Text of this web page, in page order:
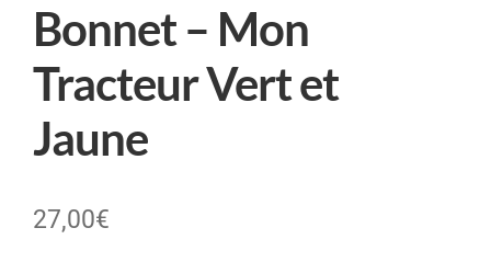
Bonnet – Mon
Tracteur Vert et
Jaune
27,00€